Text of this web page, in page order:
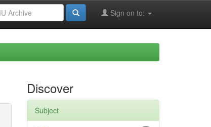
Sign on to:
Discover
Subject